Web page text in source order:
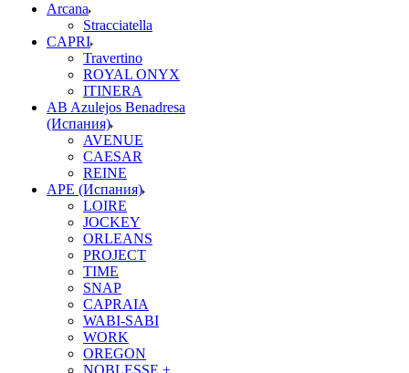
Arcana
Stracciatella
CAPRI
Travertino
ROYAL ONYX
ITINERA
AB Azulejos Benadresa
(Испания)
AVENUE
CAESAR
REINE
APE (Испания)
LOIRE
JOCKEY
ORLEANS
PROJECT
TIME
SNAP
CAPRAIA
WABI-SABI
WORK
OREGON
NOBLESSE +